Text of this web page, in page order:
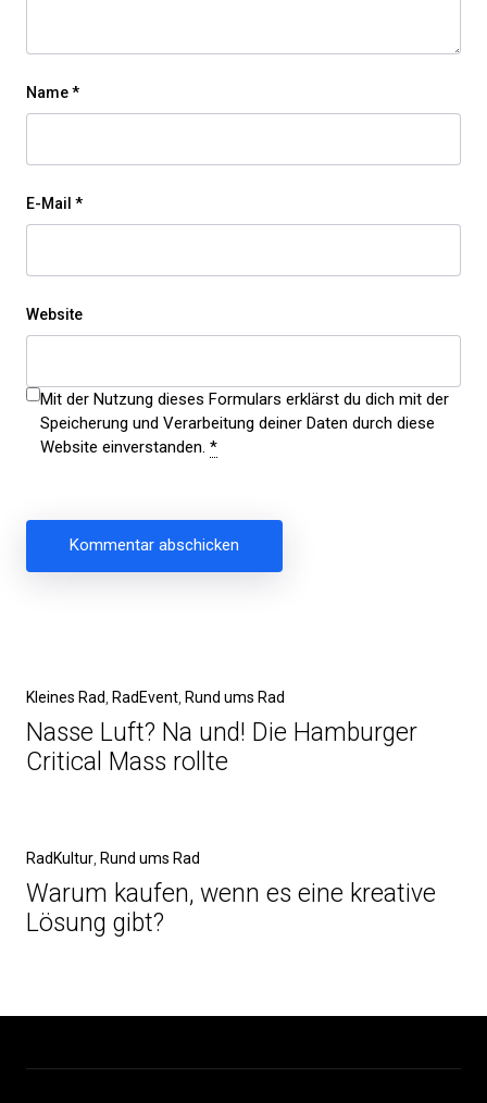
Name*
E-Mail *
Website
Mit der Nutzung dieses Formulars erklärst du dich mit der
Speicherung und Verarbeitung deiner Daten durch diese
Website einverstanden. *
Vorheriger
Beitrag
Kleines Rad RadEvent Rund ums Rad
Nasse Luft? Na und! Die Hamburger
Critical Mass rollte
Nächster
Beitrag
RadKultur Rund ums Rad
Warum kaufen, wenn es eine kreative
Lösung gibt?